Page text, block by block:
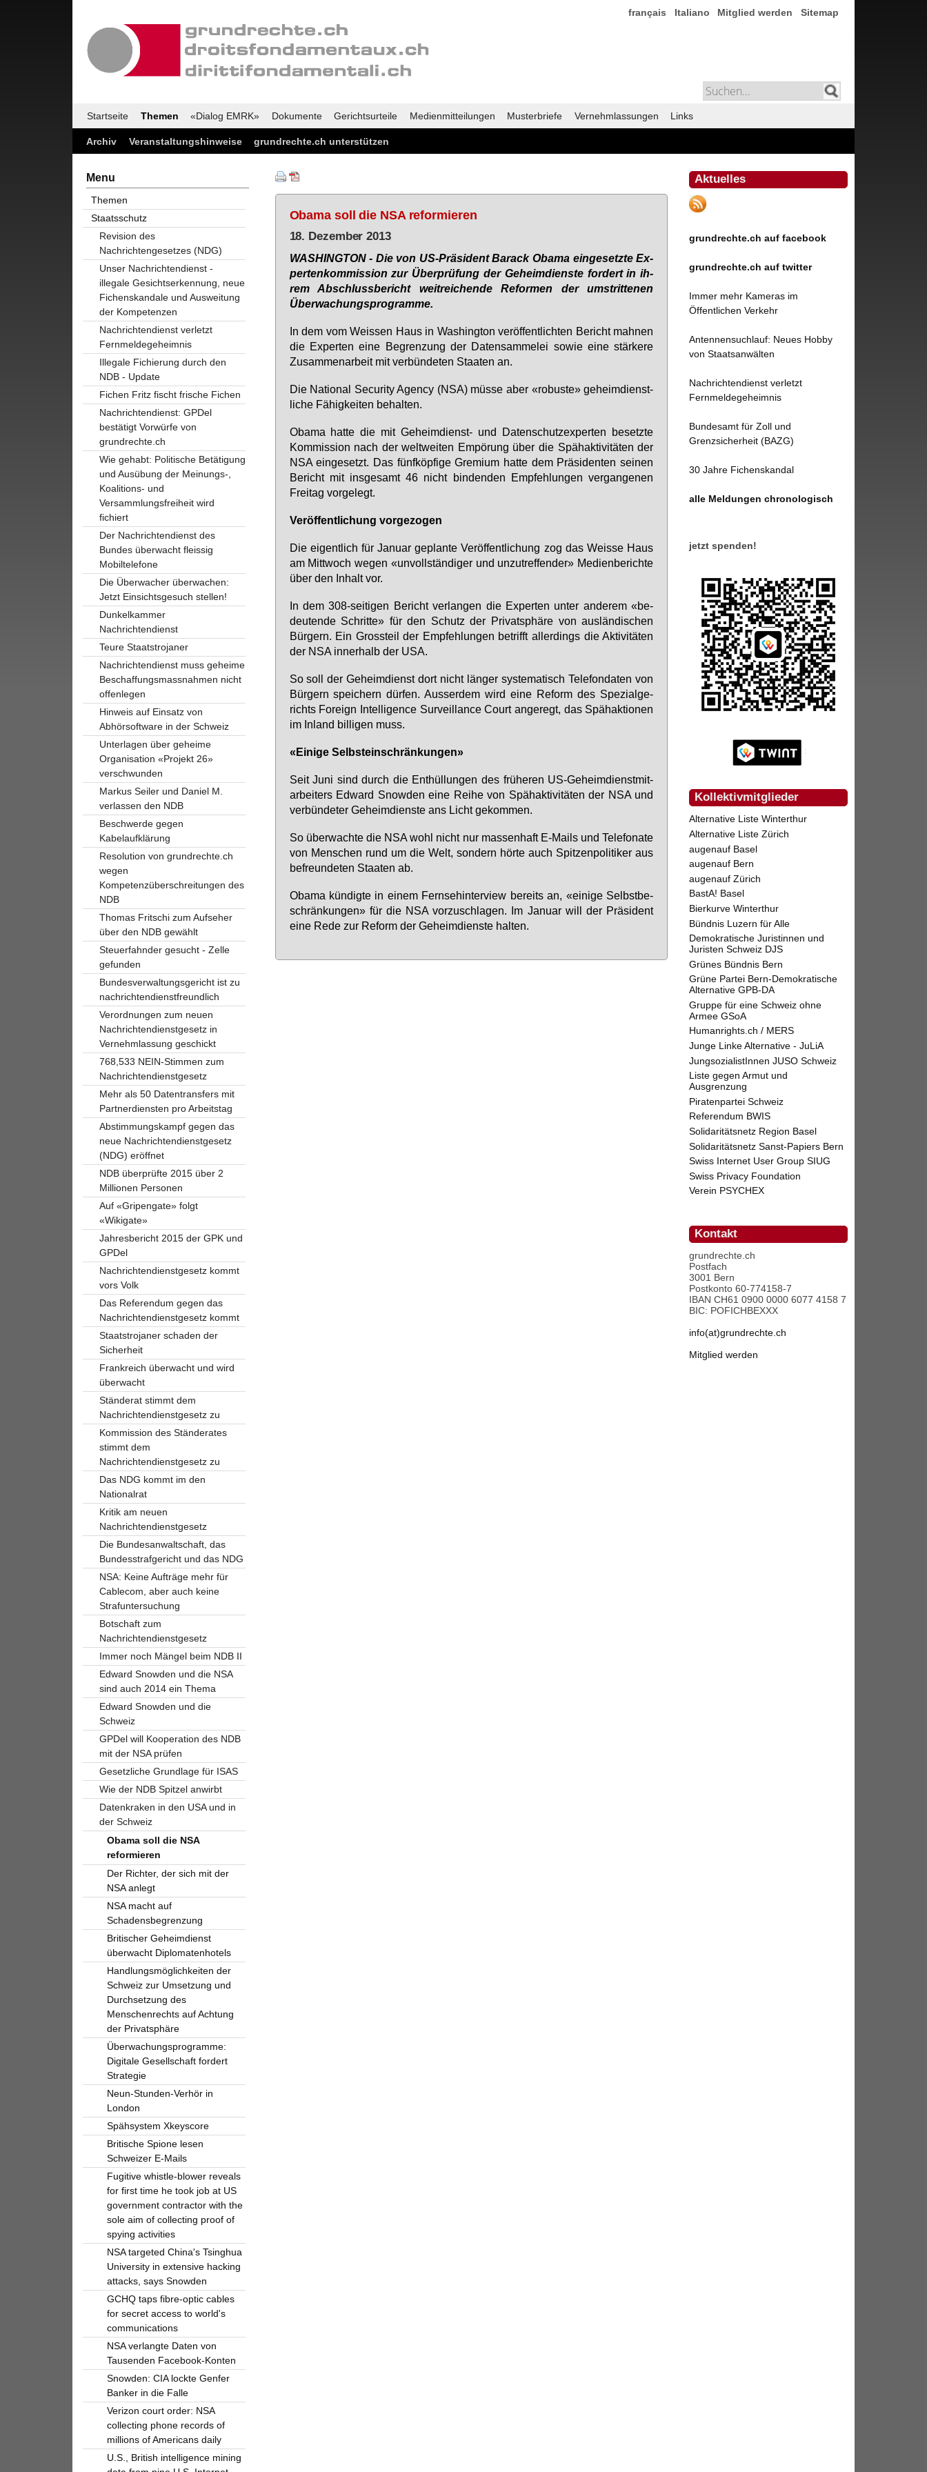
français Italiano Mitglied werden Sitemap
Startseite Themen «Dialog EMRK» Dokumente Gerichtsurteile Medienmitteilungen Musterbriefe Vernehmlassungen Links
Archiv Veranstaltungshinweise grundrechte.ch unterstützen
Obama soll die NSA reformieren
18. Dezember 2013
WA­SHING­TON - Die von US-Prä­si­dent Ba­rack Oba­ma ein­ge­setz­te Ex­
per­ten­kom­mis­si­on zur Über­prü­fung der Ge­heim­diens­te for­dert in ih­
rem Ab­schluss­be­richt weit­rei­chen­de Re­for­men der um­strit­te­nen
Über­wa­chungs­pro­gram­me.
In dem vom Weis­sen Haus in Wa­shing­ton ver­öf­fent­lich­ten Be­richt mah­nen
die Ex­per­ten ei­ne Be­gren­zung der Da­ten­sam­me­lei so­wie ei­ne stär­ke­re
Zu­sam­men­ar­beit mit ver­bün­de­ten Staa­ten an.
Die Na­tio­nal Se­cu­ri­ty Agen­cy (NSA) müs­se aber «ro­bus­te» ge­heim­dienst­
li­che Fä­hig­kei­ten be­hal­ten.
Oba­ma hat­te die mit Ge­heim­dienst- und Da­ten­schutz­ex­per­ten be­setz­te
Kom­mis­si­on nach der welt­wei­ten Em­pö­rung über die Späh­ak­ti­vi­tä­ten der
NSA ein­ge­setzt. Das fünf­köp­fi­ge Gre­mi­um hat­te dem Prä­si­den­ten sei­nen
Be­richt mit ins­ge­samt 46 nicht bin­den­den Emp­feh­lun­gen ver­gan­ge­nen
Frei­tag vor­ge­legt.
Ver­öf­fent­li­chung vor­ge­zo­gen
Die ei­gent­lich für Ja­nu­ar ge­plan­te Ver­öf­fent­li­chung zog das Weis­se Haus
am Mitt­woch we­gen «un­voll­stän­di­ger und un­zu­tref­fen­der» Me­di­en­be­rich­te
über den In­halt vor.
In dem 308-sei­ti­gen Be­richt ver­lan­gen die Ex­per­ten un­ter an­de­rem «be­
deu­ten­de Schrit­te» für den Schutz der Pri­vat­sphä­re von aus­län­di­schen
Bür­gern. Ein Gross­teil der Emp­feh­lun­gen be­trifft al­ler­dings die Ak­ti­vi­tä­ten
der NSA in­ner­halb der USA.
So soll der Ge­heim­dienst dort nicht län­ger sys­te­ma­tisch Te­le­fon­da­ten von
Bür­gern spei­chern dür­fen. Aus­ser­dem wird ei­ne Re­form des Spe­zi­al­ge­
richts For­eign In­tel­li­gence Sur­veil­lan­ce Court an­ge­regt, das Späh­ak­tio­nen
im In­land bil­li­gen muss.
«Ei­ni­ge Selbst­ein­schrän­kun­gen»
Seit Ju­ni sind durch die Ent­hül­lun­gen des frü­he­ren US-Ge­heim­dienst­mit­
ar­bei­ters Ed­ward Snow­den ei­ne Rei­he von Späh­ak­ti­vi­tä­ten der NSA und
ver­bün­de­ter Ge­heim­diens­te ans Licht ge­kom­men.
So über­wach­te die NSA wohl nicht nur mas­sen­haft E-Mails und Te­le­fo­na­te
von Men­schen rund um die Welt, son­dern hör­te auch Spit­zen­po­li­ti­ker aus
be­freun­de­ten Staa­ten ab.
Oba­ma kün­dig­te in ei­nem Fern­seh­in­ter­view be­reits an, «ei­ni­ge Selbst­be­
schrän­kun­gen» für die NSA vor­zu­schla­gen. Im Ja­nu­ar will der Prä­si­dent
ei­ne Re­de zur Re­form der Ge­heim­diens­te hal­ten.
Aktuelles
grundrechte.ch auf facebook
grundrechte.ch auf twitter
Immer mehr Kameras im
Öffentlichen Verkehr
Antennensuchlauf: Neues Hobby
von Staatsanwälten
Nachrichtendienst verletzt
Fernmeldegeheimnis
Bundesamt für Zoll und
Grenzsicherheit (BAZG)
30 Jahre Fichenskandal
alle Meldungen chronologisch
jetzt spenden!
Kollektivmitglieder
Alternative Liste Winterthur
Alternative Liste Zürich
augenauf Basel
augenauf Bern
augenauf Zürich
BastA! Basel
Bierkurve Winterthur
Bündnis Luzern für Alle
Demokratische Juristinnen und
Juristen Schweiz DJS
Grünes Bündnis Bern
Grüne Partei Bern-Demokratische
Alternative GPB-DA
Gruppe für eine Schweiz ohne
Armee GSoA
Humanrights.ch / MERS
Junge Linke Alternative - JuLiA
JungsozialistInnen JUSO Schweiz
Liste gegen Armut und
Ausgrenzung
Piratenpartei Schweiz
Referendum BWIS
Solidaritätsnetz Region Basel
Solidaritätsnetz Sanst-Papiers Bern
Swiss Internet User Group SIUG
Swiss Privacy Foundation
Verein PSYCHEX
Kontakt
grundrechte.ch
Postfach
3001 Bern
Postkonto 60-774158-7
IBAN CH61 0900 0000 6077 4158 7
BIC: POFICHBEXXX
info(at)grundrechte.ch
Mitglied werden
Menu
Themen
Staatsschutz
Revision des
Nachrichtengesetzes (NDG)
Unser Nachrichtendienst -
illegale Gesichtserkennung, neue
Fichenskandale und Ausweitung
der Kompetenzen
Nachrichtendienst verletzt
Fernmeldegeheimnis
Illegale Fichierung durch den
NDB - Update
Fichen Fritz fischt frische Fichen
Nachrichtendienst: GPDel
bestätigt Vorwürfe von
grundrechte.ch
Wie gehabt: Politische Betätigung
und Ausübung der Meinungs-,
Koalitions- und
Versammlungsfreiheit wird
fichiert
Der Nachrichtendienst des
Bundes überwacht fleissig
Mobiltelefone
Die Überwacher überwachen:
Jetzt Einsichtsgesuch stellen!
Dunkelkammer
Nachrichtendienst
Teure Staatstrojaner
Nachrichtendienst muss geheime
Beschaffungsmassnahmen nicht
offenlegen
Hinweis auf Einsatz von
Abhörsoftware in der Schweiz
Unterlagen über geheime
Organisation «Projekt 26»
verschwunden
Markus Seiler und Daniel M.
verlassen den NDB
Beschwerde gegen
Kabelaufklärung
Resolution von grundrechte.ch
wegen
Kompetenzüberschreitungen des
NDB
Thomas Fritschi zum Aufseher
über den NDB gewählt
Steuerfahnder gesucht - Zelle
gefunden
Bundesverwaltungsgericht ist zu
nachrichtendienstfreundlich
Verordnungen zum neuen
Nachrichtendienstgesetz in
Vernehmlassung geschickt
768,533 NEIN-Stimmen zum
Nachrichtendienstgesetz
Mehr als 50 Datentransfers mit
Partnerdiensten pro Arbeitstag
Abstimmungskampf gegen das
neue Nachrichtendienstgesetz
(NDG) eröffnet
NDB überprüfte 2015 über 2
Millionen Personen
Auf «Gripengate» folgt
«Wikigate»
Jahresbericht 2015 der GPK und
GPDel
Nachrichtendienstgesetz kommt
vors Volk
Das Referendum gegen das
Nachrichtendienstgesetz kommt
Staatstrojaner schaden der
Sicherheit
Frankreich überwacht und wird
überwacht
Ständerat stimmt dem
Nachrichtendienstgesetz zu
Kommission des Ständerates
stimmt dem
Nachrichtendienstgesetz zu
Das NDG kommt im den
Nationalrat
Kritik am neuen
Nachrichtendienstgesetz
Die Bundesanwaltschaft, das
Bundesstrafgericht und das NDG
NSA: Keine Aufträge mehr für
Cablecom, aber auch keine
Strafuntersuchung
Botschaft zum
Nachrichtendienstgesetz
Immer noch Mängel beim NDB II
Edward Snowden und die NSA
sind auch 2014 ein Thema
Edward Snowden und die
Schweiz
GPDel will Kooperation des NDB
mit der NSA prüfen
Gesetzliche Grundlage für ISAS
Wie der NDB Spitzel anwirbt
Datenkraken in den USA und in
der Schweiz
Obama soll die NSA
reformieren
Der Richter, der sich mit der
NSA anlegt
NSA macht auf
Schadensbegrenzung
Britischer Geheimdienst
überwacht Diplomatenhotels
Handlungsmöglichkeiten der
Schweiz zur Umsetzung und
Durchsetzung des
Menschenrechts auf Achtung
der Privatsphäre
Überwachungsprogramme:
Digitale Gesellschaft fordert
Strategie
Neun-Stunden-Verhör in
London
Spähsystem Xkeyscore
Britische Spione lesen
Schweizer E-Mails
Fugitive whistle-blower reveals
for first time he took job at US
government contractor with the
sole aim of collecting proof of
spying activities
NSA targeted China's Tsinghua
University in extensive hacking
attacks, says Snowden
GCHQ taps fibre-optic cables
for secret access to world's
communications
NSA verlangte Daten von
Tausenden Facebook-Konten
Snowden: CIA lockte Genfer
Banker in die Falle
Verizon court order: NSA
collecting phone records of
millions of Americans daily
U.S., British intelligence mining